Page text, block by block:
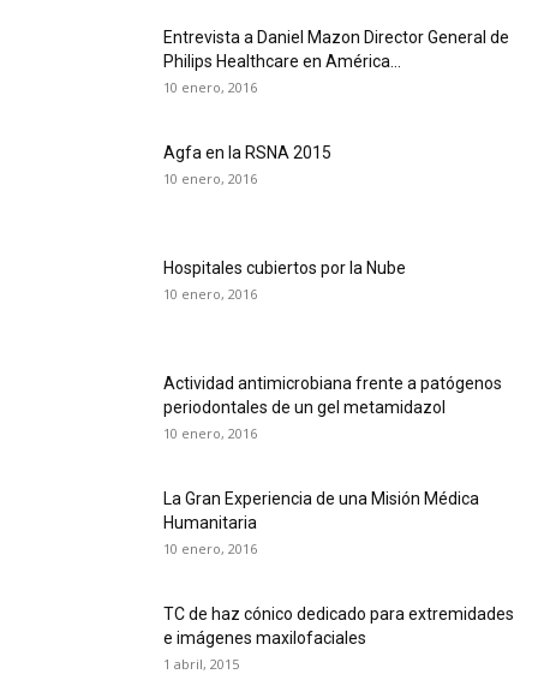
Entrevista a Daniel Mazon Director General de
Philips Healthcare en América...
10 enero, 2016
Agfa en la RSNA 2015
10 enero, 2016
Hospitales cubiertos por la Nube
10 enero, 2016
Actividad antimicrobiana frente a patógenos
periodontales de un gel metamidazol
10 enero, 2016
La Gran Experiencia de una Misión Médica
Humanitaria
10 enero, 2016
TC de haz cónico dedicado para extremidades
e imágenes maxilofaciales
1 abril, 2015